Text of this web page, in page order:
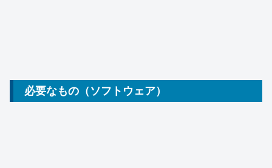
必要なもの（ソフトウェア）